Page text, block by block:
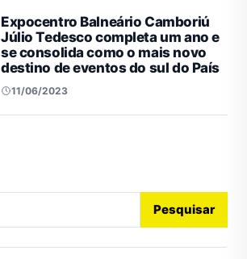
Expocentro Balneário Camboriú
Júlio Tedesco completa um ano e
se consolida como o mais novo
destino de eventos do sul do País
11/06/2023